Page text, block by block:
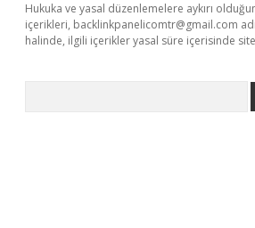
Hukuka ve yasal düzenlemelere aykırı
içerikleri, backlinkpanelicomtr@gmail.com
halinde, ilgili içerikler yasal süre içerisinde